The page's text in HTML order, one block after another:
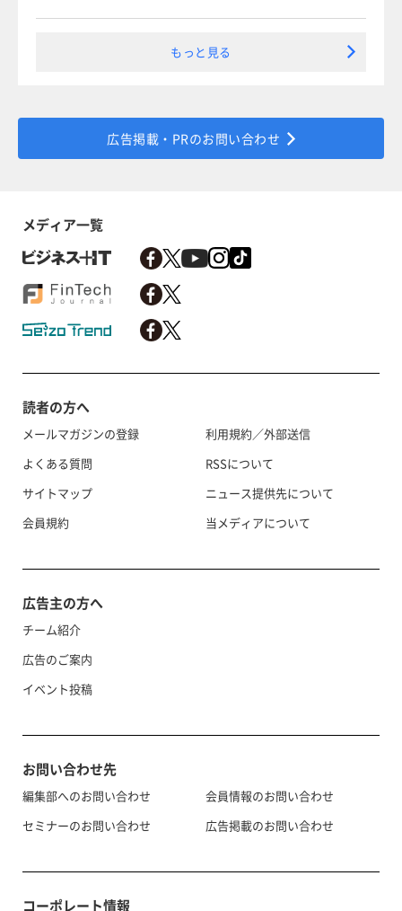
もっと見る
広告掲載・PRのお問い合わせ
メディア一覧
読者の方へ
メールマガジンの登録
よくある質問
サイトマップ
会員規約
利用規約／外部送信
RSSについて
ニュース提供先について
当メディアについて
広告主の方へ
チーム紹介
広告のご案内
イベント投稿
お問い合わせ先
編集部へのお問い合わせ
セミナーのお問い合わせ
会員情報のお問い合わせ
広告掲載のお問い合わせ
コーポレート情報